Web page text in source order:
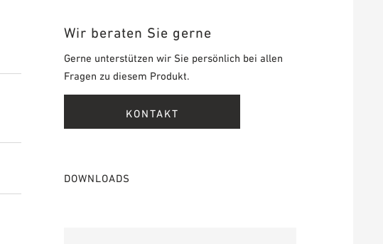
Wir beraten Sie gerne
Gerne unterstützen wir Sie persönlich bei allen
Fragen zu diesem Produkt.
KONTAKT
DOWNLOADS